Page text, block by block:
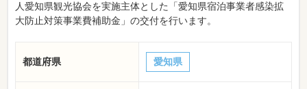
人愛知県観光協会を実施主体とした「愛知県宿泊事業者感染拡
大防止対策事業費補助金」の交付を行います。
都道府県 愛知県